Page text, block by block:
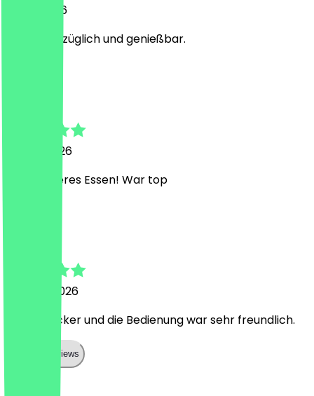
21. Juli 2026
Es war vorzüglich und genießbar.
20. Mai 2026
Sehr leckeres Essen! War top
25. April 2026
Es war Lecker und die Bedienung war sehr freundlich.
Show all reviews